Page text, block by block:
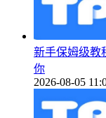
新手保姆级教
你
2026-08-05